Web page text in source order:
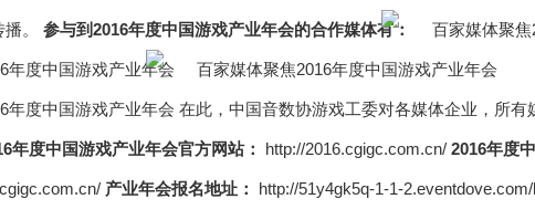
。 参与到2016年度中国游戏产业年会的合作媒体有：
在此，中国音数协游戏工委对各媒体企业，所
年度中国游戏产业年会官方网站： http://2016.cgigc.com.cn/ 2016年度
产业年会报名地址： http://51y4gk5q-1-1-